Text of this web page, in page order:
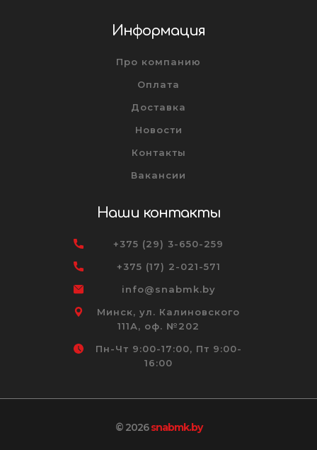
Информация
Про компанию
Оплата
Доставка
Новости
Контакты
Вакансии
Наши контакты
+375 (29) 3-650-259
+375 (17) 2-021-571
info@snabmk.by
Минск, ул. Калиновского
111А, оф. №202
Пн-Чт 9:00-17:00, Пт 9:00-
16:00
© 2026snabmk.by